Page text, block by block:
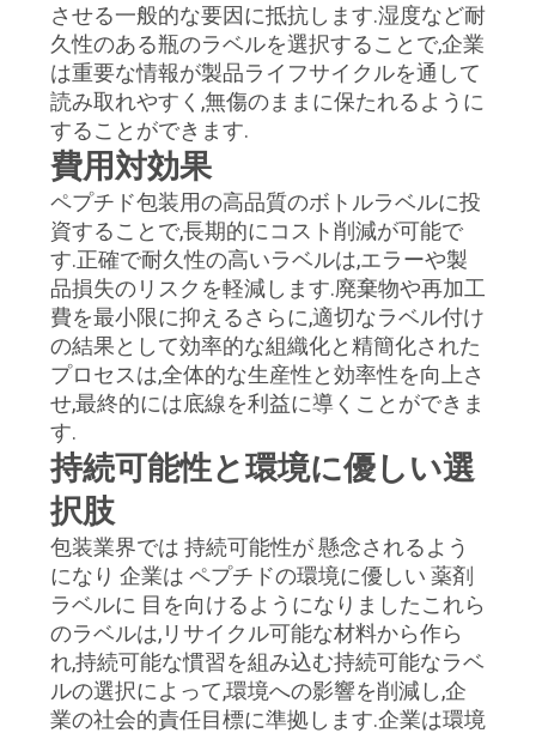
させる一般的な要因に抵抗します.湿度など耐
久性のある瓶のラベルを選択することで,企業
は重要な情報が製品ライフサイクルを通して
読み取れやすく,無傷のままに保たれるように
することができます.
費用対効果
ペプチド包装用の高品質のボトルラベルに投
資することで,長期的にコスト削減が可能で
す.正確で耐久性の高いラベルは,エラーや製
品損失のリスクを軽減します.廃棄物や再加工
費を最小限に抑えるさらに,適切なラベル付け
の結果として効率的な組織化と精簡化された
プロセスは,全体的な生産性と効率性を向上さ
せ,最終的には底線を利益に導くことができま
す.
持続可能性と環境に優しい選
択肢
包装業界では 持続可能性が 懸念されるよう
になり 企業は ペプチドの環境に優しい 薬剤
ラベルに 目を向けるようになりましたこれら
のラベルは,リサイクル可能な材料から作ら
れ,持続可能な慣習を組み込む持続可能なラベ
ルの選択によって,環境への影響を削減し,企
業の社会的責任目標に準拠します.企業は環境